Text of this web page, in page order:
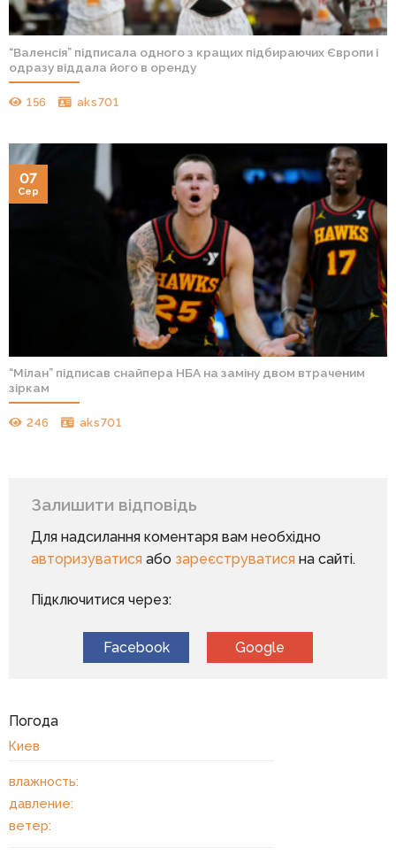
“Валенсія” підписала одного з кращих підбираючих Європи і
одразу віддала його в оренду
156 aks701
“Мілан” підписав снайпера НБА на заміну двом втраченим
зіркам
246 aks701
07
Сер
Залишити відповідь
Для надсилання коментаря вам необхідно
авторизуватисяабо зареєструватисяна сайті.
Підключитися через:
Facebook Google
Погода
Киев
влажность:
давление:
ветер: